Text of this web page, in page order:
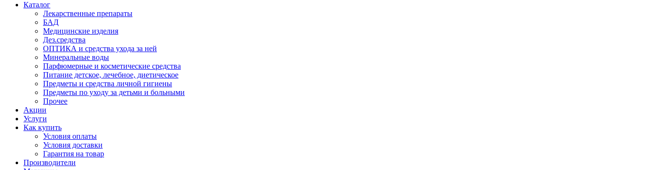
Каталог
Лекарственные препараты
БАД
Медицинские изделия
Дез.средства
ОПТИКА и средства ухода за ней
Минеральные воды
Парфюмерные и косметические средства
Питание детское, лечебное, диетическое
Предметы и средства личной гигиены
Предметы по уходу за детьми и больными
Прочее
Акции
Услуги
Как купить
Условия оплаты
Условия доставки
Гарантия на товар
Производители